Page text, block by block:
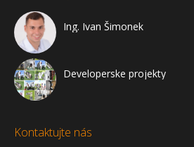
Ing. Ivan Šimonek
Developerske projekty
Kontaktujte nás